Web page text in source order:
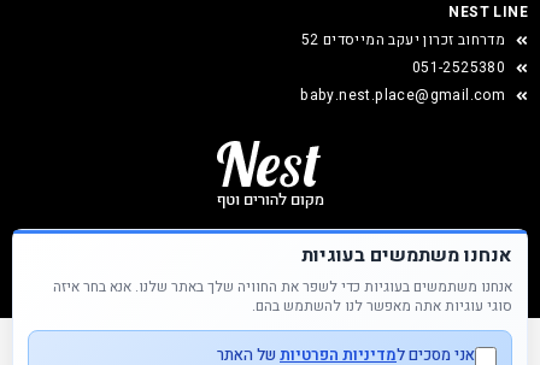
NEST LINE
מדרחוב זכרון יעקב המייסדים 52
051-2525380
baby.nest.place@gmail.com
Nest &copy כל הזכויות שמורות
אנחנו משתמשים בעוגיות
אנחנו משתמשים בעוגיות כדי לשפר את החוויה שלך באתר שלנו. אנא בחר איזה
סוגי עוגיות אתה מאפשר לנו להשתמש בהם.
אני מסכים למדיניות הפרטיות של האתר